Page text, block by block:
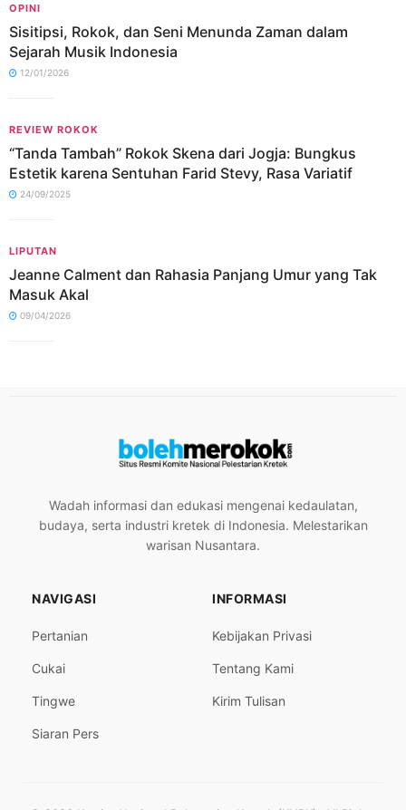
OPINI
Sisitipsi, Rokok, dan Seni Menunda Zaman dalam
Sejarah Musik Indonesia
12/01/2026
REVIEW ROKOK
“Tanda Tambah” Rokok Skena dari Jogja: Bungkus
Estetik karena Sentuhan Farid Stevy, Rasa Variatif
24/09/2025
LIPUTAN
Jeanne Calment dan Rahasia Panjang Umur yang Tak
Masuk Akal
09/04/2026
Wadah informasi dan edukasi mengenai kedaulatan,
budaya, serta industri kretek di Indonesia. Melestarikan
warisan Nusantara.
NAVIGASI
Pertanian
Cukai
Tingwe
Siaran Pers
INFORMASI
Kebijakan Privasi
Tentang Kami
Kirim Tulisan